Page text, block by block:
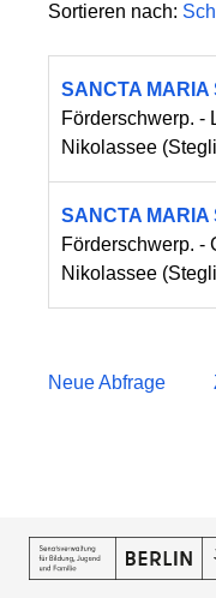
Sortieren nach:
SANCTA
Förderschwerp. -
Nikolassee (
SANCTA
Förderschwerp. -
Nikolassee (
Neue Abfrage